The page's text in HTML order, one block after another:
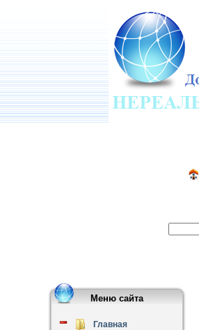
Меню сайта
Главная